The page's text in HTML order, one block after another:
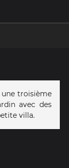
une troisième
avec des
villa.